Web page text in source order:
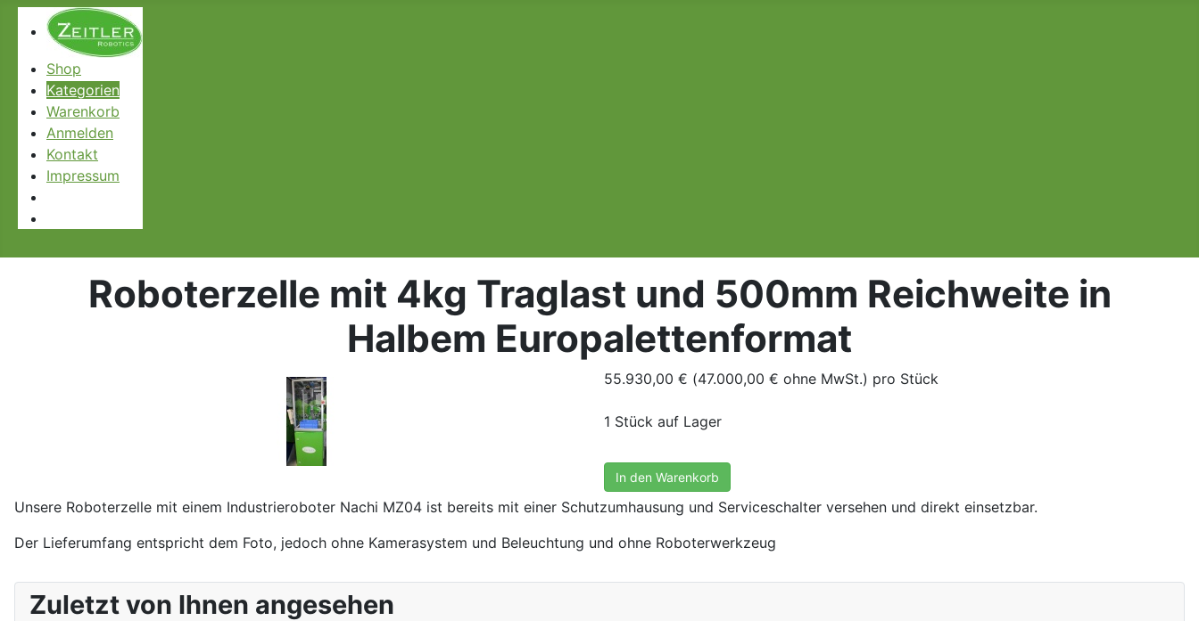
Shop
Kategorien
Warenkorb
Anmelden
Kontakt
Impressum
Roboterzelle mit 4kg Traglast und 500mm Reichweite in
Halbem Europalettenformat
55.930,00 € (47.000,00 € ohne MwSt.) pro Stück
1 Stück auf Lager
In den Warenkorb
Unsere Roboterzelle mit einem Industrieroboter Nachi MZ04 ist bereits mit einer Schutzumhausung und Serviceschalter versehen und direkt einsetzbar.
Der Lieferumfang entspricht dem Foto, jedoch ohne Kamerasystem und Beleuchtung und ohne Roboterwerkzeug
Zuletzt von Ihnen angesehen